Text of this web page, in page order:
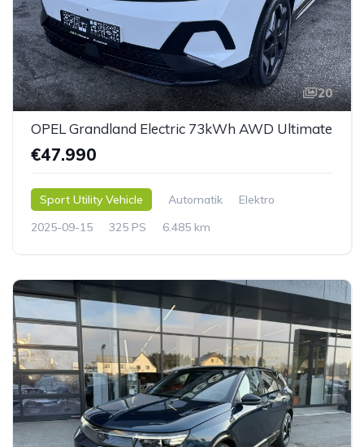
20
OPEL Grandland Electric 73kWh AWD Ultimate
€47.990
Sport Utility Vehicle Automatik
Elektro
2025-09-15
325 PS 6.485 km